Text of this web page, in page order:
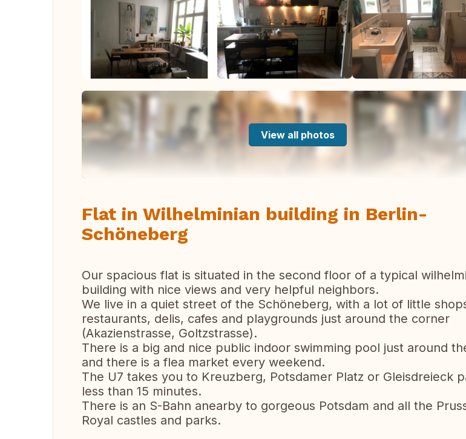
View all photos
Flat in Wilhelminian building in Berlin-
Schöneberg
Our spacious flat is situated in the second floor of a typical
building with nice views and very helpful neighbors.
We live in a quiet street of the Schöneberg, with a lot of little
restaurants, delis, cafes and playgrounds just around the corner
(Akazienstrasse, Goltzstrasse).
There is a big and nice public indoor swimming pool just around
and there is a flea market every weekend.
The U7 takes you to Kreuzberg, Potsdamer Platz or Gleisdreieck
less than 15 minutes.
There is an S-Bahn anearby to gorgeous Potsdam and all the
Royal castles and parks.